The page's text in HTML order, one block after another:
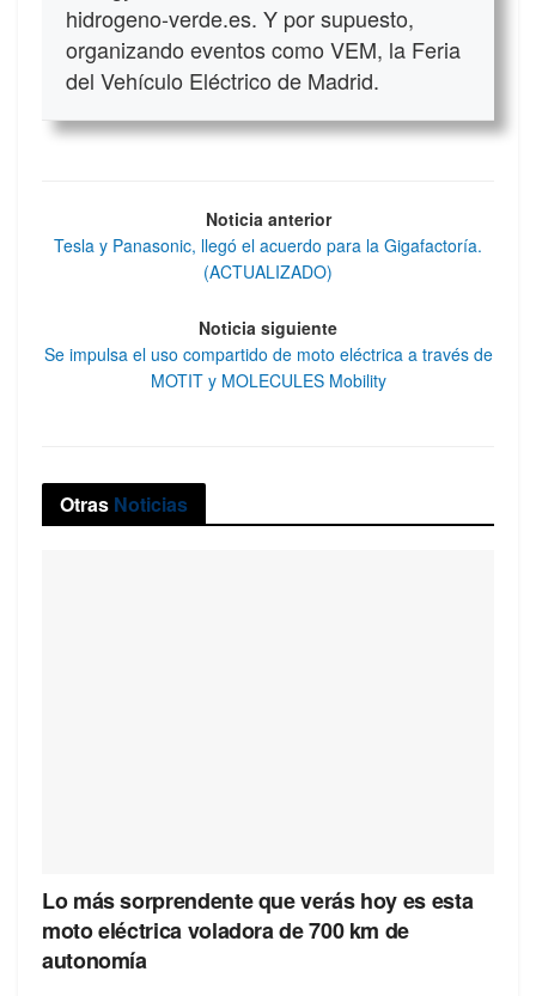
hidrogeno-verde.es. Y por supuesto,
organizando eventos como VEM, la Feria
del Vehículo Eléctrico de Madrid.
Noticia anterior
Tesla y Panasonic, llegó el acuerdo para la Gigafactoría.
(ACTUALIZADO)
Noticia siguiente
Se impulsa el uso compartido de moto eléctrica a través de
MOTIT y MOLECULES Mobility
Otras Noticias
Lo más sorprendente que verás hoy es esta
moto eléctrica voladora de 700 km de
autonomía